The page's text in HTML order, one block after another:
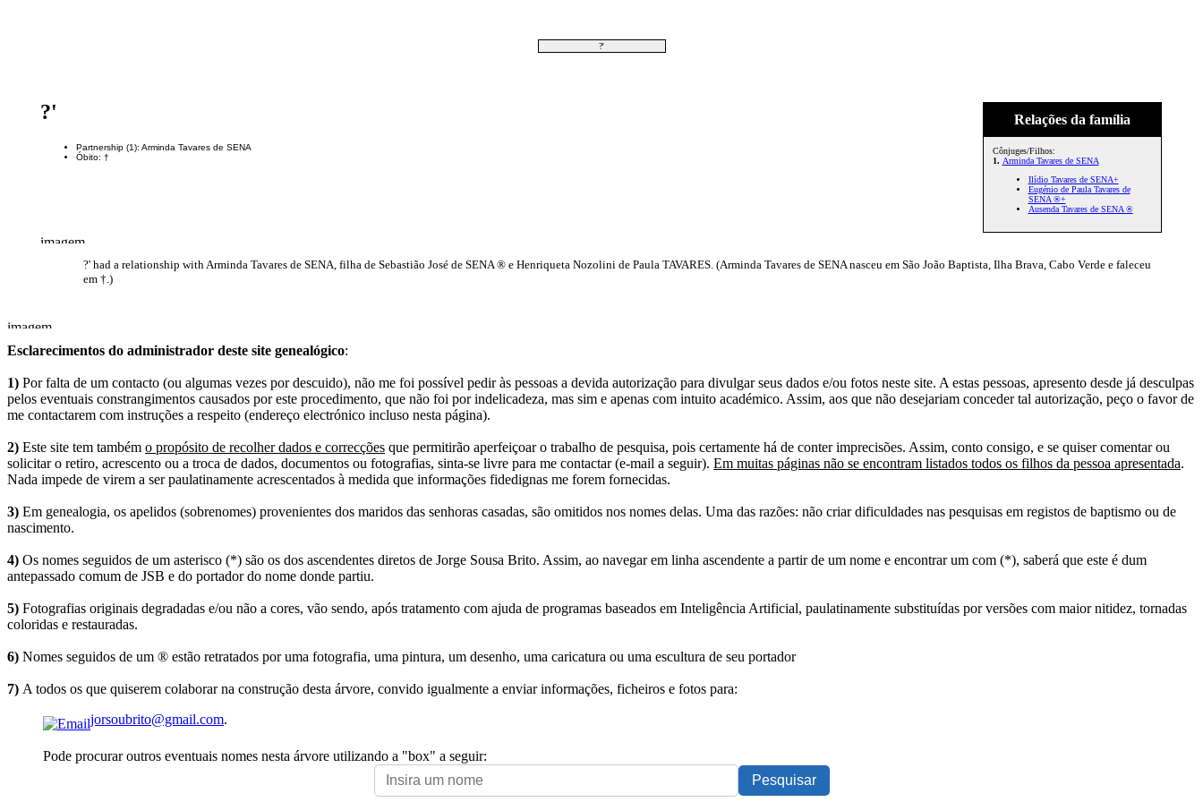
?'
Relações da família
Cônjuges/Filhos:
1. Arminda Tavares de SENA
Ilídio Tavares de SENA+
Eugénio de Paula Tavares de
SENA ®+
Ausenda Tavares de SENA ®
?'
Partnership (1): Arminda Tavares de SENA
Óbito: †
?' had a relationship with Arminda Tavares de SENA, filha de Sebastião José de SENA ® e Henriqueta Nozolini de Paula TAVARES. (Arminda Tavares de SENA nasceu em São João Baptista, Ilha Brava, Cabo Verde e faleceu
em †.)
Esclarecimentos do administrador deste site genealógico:
1) Por falta de um contacto (ou algumas vezes por descuido), não me foi possível pedir às pessoas a devida autorização para divulgar seus dados e/ou fotos neste site. A estas pessoas, apresento desde já desculpas
pelos eventuais constrangimentos causados por este procedimento, que não foi por indelicadeza, mas sim e apenas com intuito académico. Assim, aos que não desejariam conceder tal autorização, peço o favor de
me contactarem com instruções a respeito (endereço electrónico incluso nesta página).
2) Este site tem também o propósito de recolher dados e correcções que permitirão aperfeiçoar o trabalho de pesquisa, pois certamente há de conter imprecisões. Assim, conto consigo, e se quiser comentar ou
solicitar o retiro, acrescento ou a troca de dados, documentos ou fotografias, sinta-se livre para me contactar (e-mail a seguir). Em muitas páginas não se encontram listados todos os filhos da pessoa apresentada.
Nada impede de virem a ser paulatinamente acrescentados à medida que informações fidedignas me forem fornecidas.
3) Em genealogia, os apelidos (sobrenomes) provenientes dos maridos das senhoras casadas, são omitidos nos nomes delas. Uma das razões: não criar dificuldades nas pesquisas em registos de baptismo ou de
nascimento.
4) Os nomes seguidos de um asterisco (*) são os dos ascendentes diretos de Jorge Sousa Brito. Assim, ao navegar em linha ascendente a partir de um nome e encontrar um com (*), saberá que este é dum
antepassado comum de JSB e do portador do nome donde partiu.
5) Fotografias originais degradadas e/ou não a cores, vão sendo, após tratamento com ajuda de programas baseados em Inteligência Artificial, paulatinamente substituídas por versões com maior nitidez, tornadas
coloridas e restauradas.
6) Nomes seguidos de um ® estão retratados por uma fotografia, uma pintura, um desenho, uma caricatura ou uma escultura de seu portador
7) A todos os que quiserem colaborar na construção desta árvore, convido igualmente a enviar informações, ficheiros e fotos para:
jorsoubrito@gmail.com.
Pode procurar outros eventuais nomes nesta árvore utilizando a "box" a seguir: